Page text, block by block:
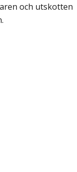
och utskotten